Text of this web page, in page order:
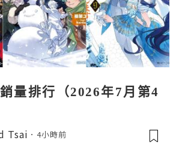
量排行（2026年7月第4
Tsai 4小時前